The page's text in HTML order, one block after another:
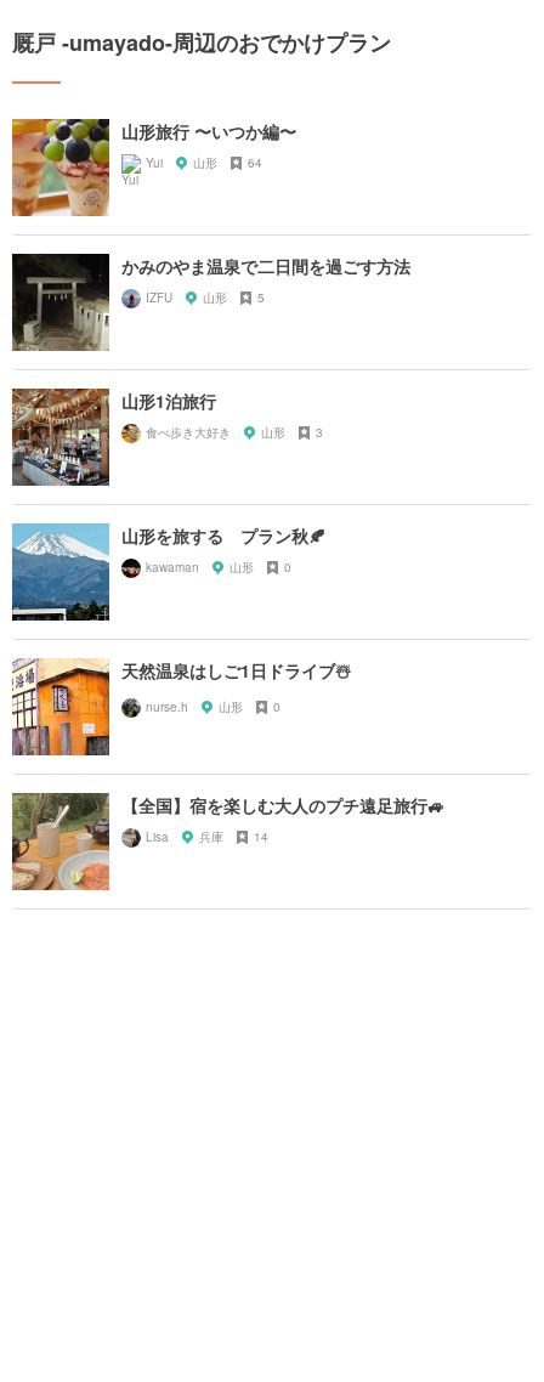
厩戸 -umayado-周辺のおでかけプラン
山形旅行 〜いつか編〜
Yui 山形 64
かみのやま温泉で二日間を過ごす方法
IZFU 山形 5
山形1泊旅行
食べ歩き大好き 山形 3
山形を旅する プラン秋🍂
kawaman 山形 0
天然温泉はしご1日ドライブ☃️
nurse.h 山形 0
【全国】宿を楽しむ大人のプチ遠足旅行🚙
Lisa 兵庫 14